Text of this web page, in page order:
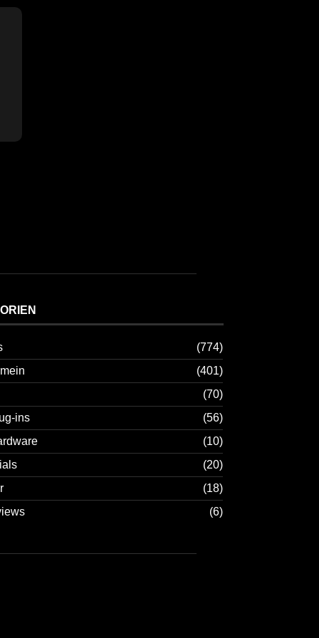
(774)
(401)
(70)
ins
(56)
(10)
(20)
(18)
(6)